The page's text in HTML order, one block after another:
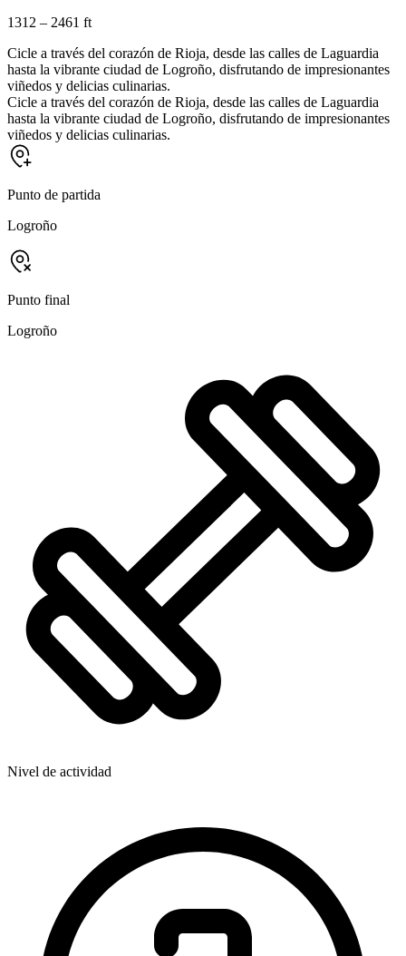
1312 – 2461 ft
Cicle a través del corazón de Rioja, desde las calles de Laguardia
hasta la vibrante ciudad de Logroño, disfrutando de impresionantes
viñedos y delicias culinarias.
Cicle a través del corazón de Rioja, desde las calles de Laguardia
hasta la vibrante ciudad de Logroño, disfrutando de impresionantes
viñedos y delicias culinarias.
Punto de partida
Logroño
Punto final
Logroño
Nivel de actividad